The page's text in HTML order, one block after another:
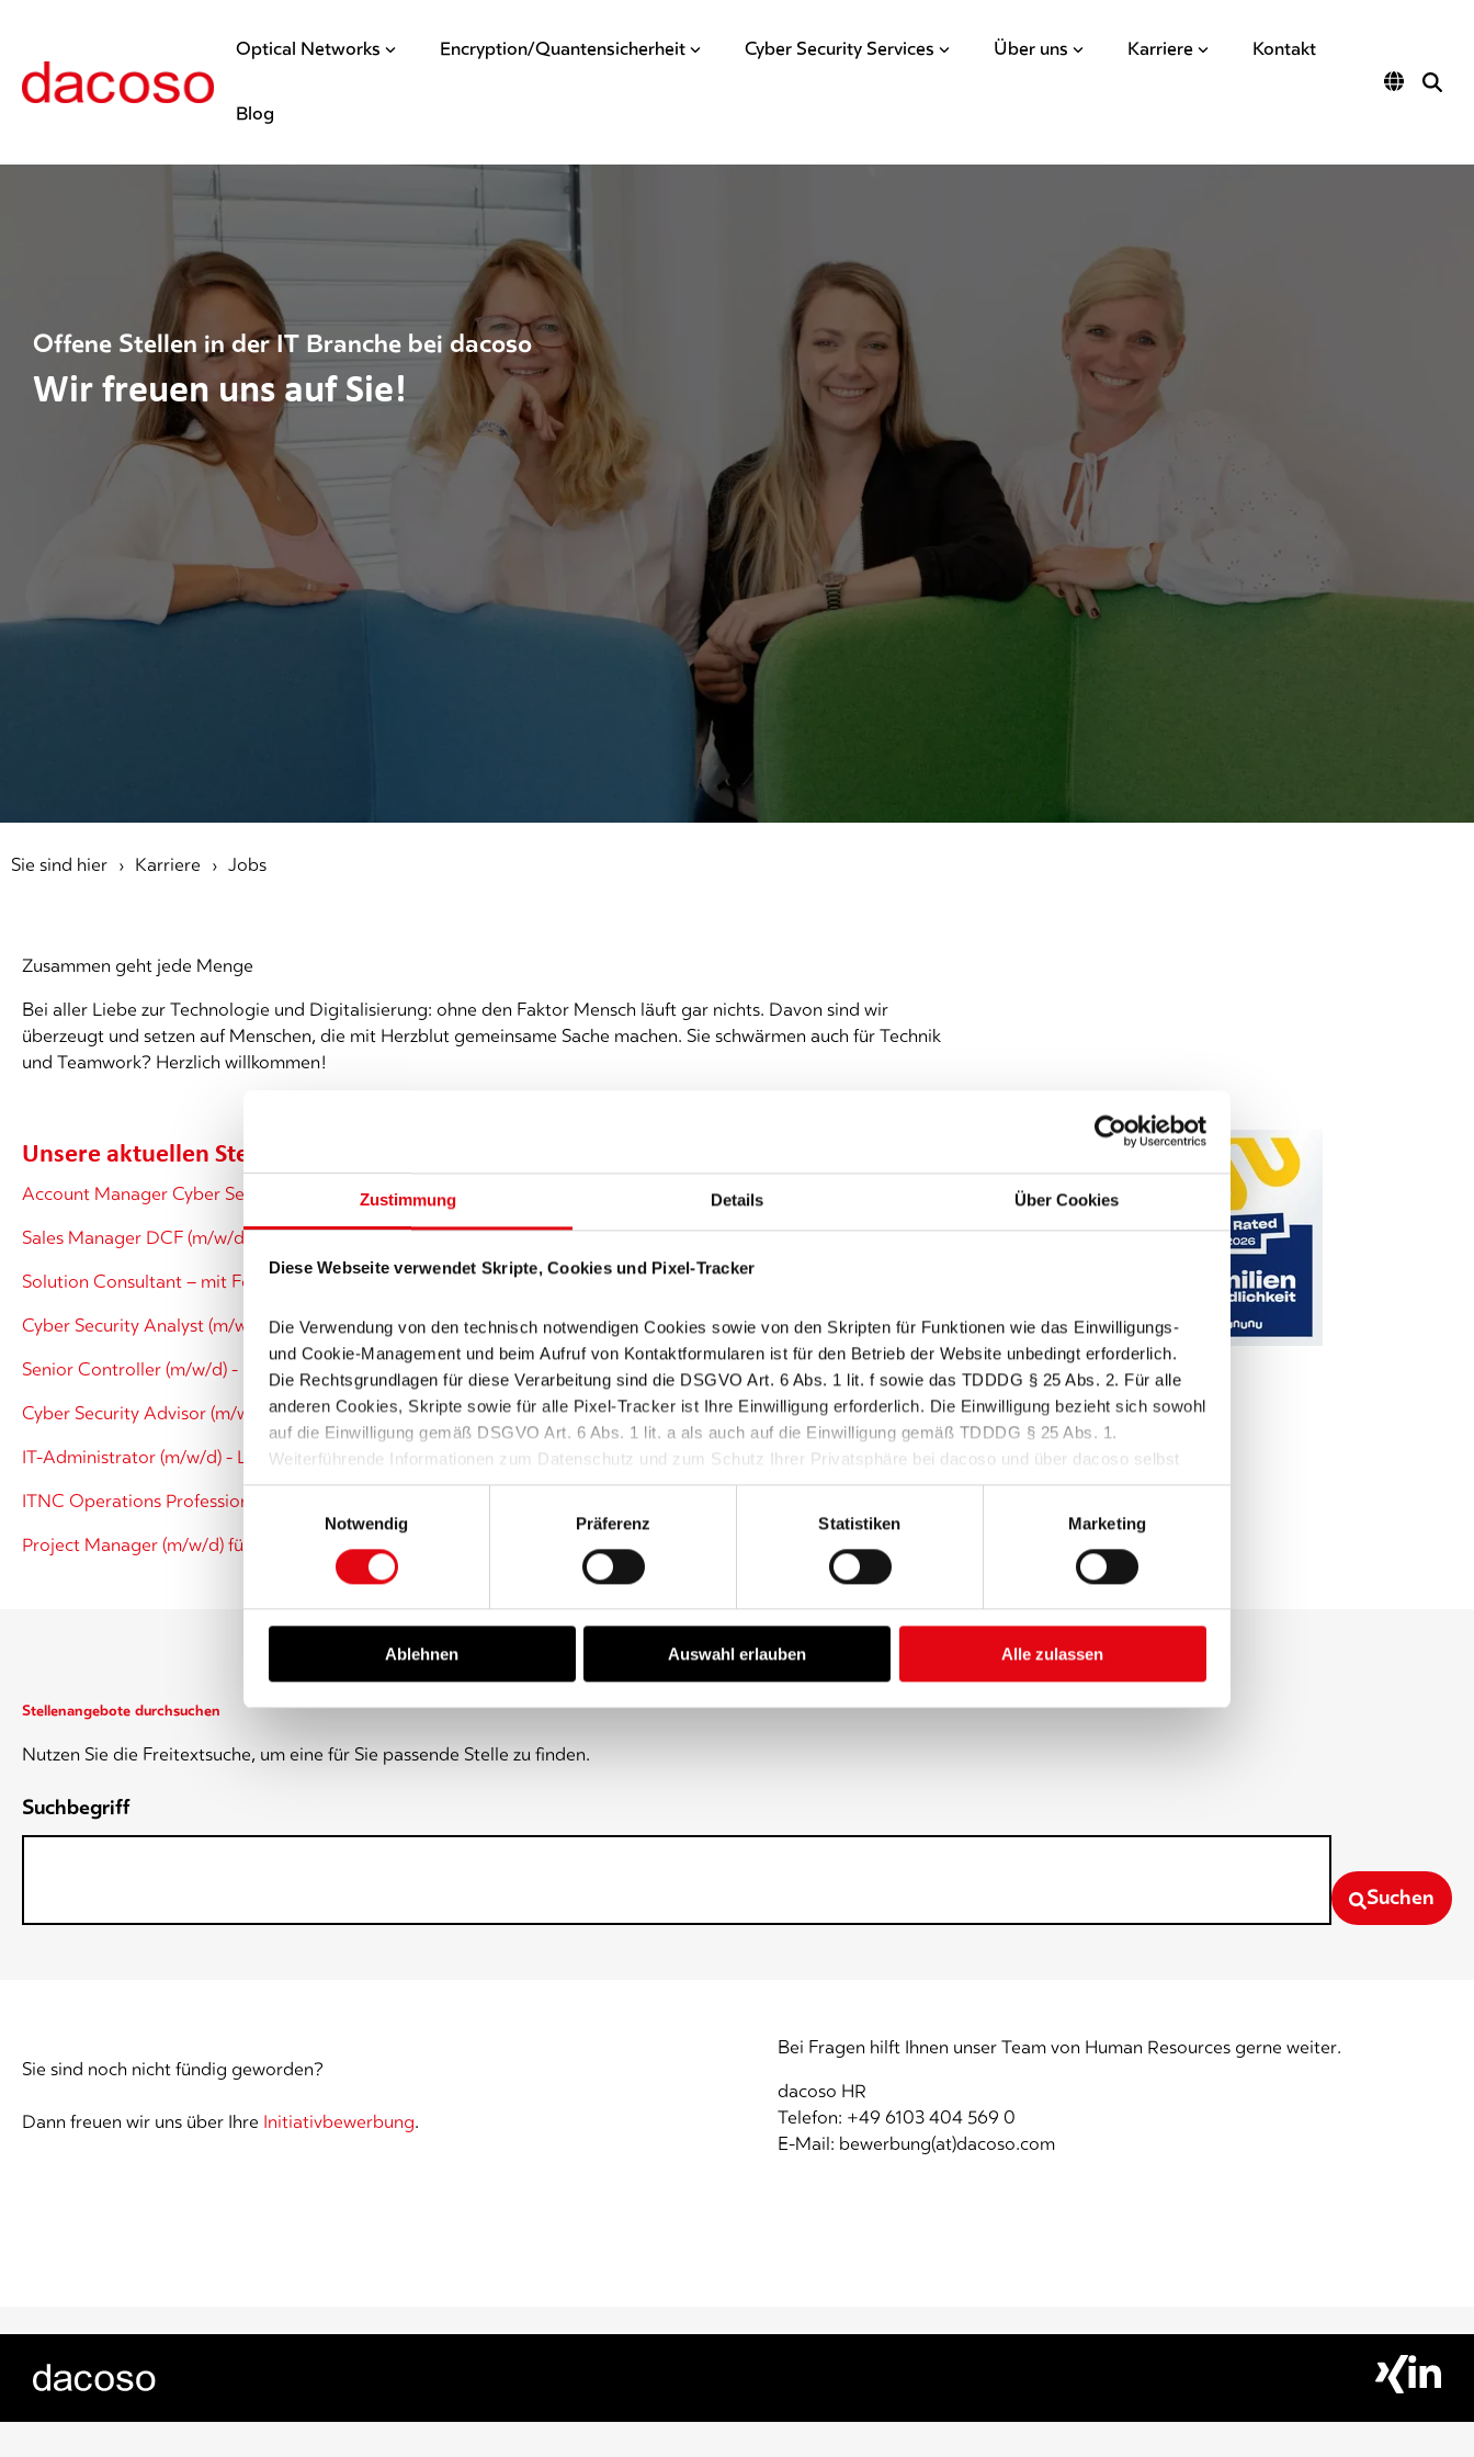
Zustimmung Details Über Cookies
Diese Webseite verwendet Skripte, Cookies und Pixel-Tracker
Die Verwendung von den technisch notwendigen Cookies sowie von den Skripten für Funktionen wie das Einwilligungs-
und Cookie-Management und beim Aufruf von Kontaktformularen ist für den Betrieb der Website unbedingt erforderlich.
Die Rechtsgrundlagen für diese Verarbeitung sind die DSGVO Art. 6 Abs. 1 lit. f sowie das TDDDG § 25 Abs. 2. Für alle
anderen Cookies, Skripte sowie für alle Pixel-Tracker ist Ihre Einwilligung erforderlich. Die Einwilligung bezieht sich sowohl
auf die Einwilligung gemäß DSGVO Art. 6 Abs. 1 lit. a als auch auf die Einwilligung gemäß TDDDG § 25 Abs. 1.
Weiterführende Informationen zum Datenschutz und zum Schutz Ihrer Privatsphäre bei dacoso und über dacoso selbst
finden Sie in unsererDatenschutzerklärungund in unseremImpressum.
Einwilligungsauswahl
Notwendig
Präferenz Statistiken Marketing
Ablehnen Auswahl erlauben Alle zulassen
Optical Networks Encryption/Quantensicherheit Cyber Security Services Über uns Karriere Kontakt
Blog
Offene Stellen in der IT Branche bei dacoso
Wir freuen uns auf Sie!
Sie sind hier Karriere Jobs
Zusammen geht jede Menge
Bei aller Liebe zur Technologie und Digitalisierung: ohne den Faktor Mensch läuft gar nichts. Davon sind wir
überzeugt und setzen auf Menschen, die mit Herzblut gemeinsame Sache machen. Sie schwärmen auch für Technik
und Teamwork? Herzlich willkommen!
Unsere aktuellen Stellenangebote
Account Manager Cyber Security (w/m/d) - deutschlandweit
Sales Manager DCF (m/w/d) - deutschlandweit
Solution Consultant – mit Fokus auf EDR-Lösungen (m/w/d) - deutschlandweit
Cyber Security Analyst (m/w/d) - deutschlandweit
Senior Controller (m/w/d) - Langen
Cyber Security Advisor (m/w/d) - deutschlandweit
IT-Administrator (m/w/d) - Langen
ITNC Operations Professional (m/w/d) - deutschlandweit
Project Manager (m/w/d) für interne Projekte - Langen oder Hamburg
Stellenangebote durchsuchen
Nutzen Sie die Freitextsuche, um eine für Sie passende Stelle zu finden.
Suchbegriff
Suchen
Sie sind noch nicht fündig geworden?
Dann freuen wir uns über Ihre Initiativbewerbung.
Bei Fragen hilft Ihnen unser Team von Human Resources gerne weiter.
dacoso HR
Telefon: +49 6103 404 569 0
E-Mail: bewerbung(at)dacoso.com